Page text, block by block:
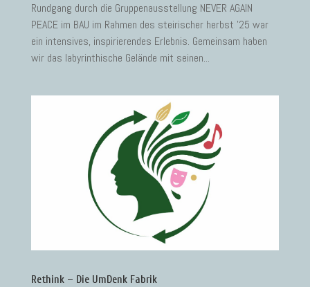
Rundgang durch die Gruppenausstellung NEVER AGAIN
PEACE im BAU im Rahmen des steirischer herbst ’25 war
ein intensives, inspirierendes Erlebnis. Gemeinsam haben
wir das labyrinthische Gelände mit seinen...
Rethink – Die UmDenk Fabrik